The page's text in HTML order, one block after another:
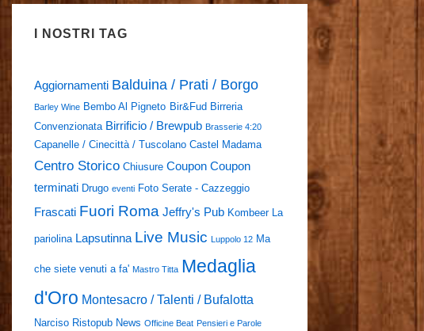
I NOSTRI TAG
Aggiornamenti Balduina / Prati / Borgo
Barley Wine Bembo Al Pigneto Bir&Fud Birreria
Convenzionata Birrificio / Brewpub Brasserie 4:20
Capanelle / Cinecittà / Tuscolano Castel Madama
Centro Storico Chiusure Coupon Coupon
terminati Drugo eventi Foto Serate - Cazzeggio
Frascati Fuori Roma Jeffry's Pub Kombeer La
pariolina Lapsutinna Live Music Luppolo 12 Ma
che siete venuti a fa' Mastro Titta Medaglia
d'Oro Montesacro / Talenti / Bufalotta
Narciso Ristopub News Officine Beat Pensieri e Parole